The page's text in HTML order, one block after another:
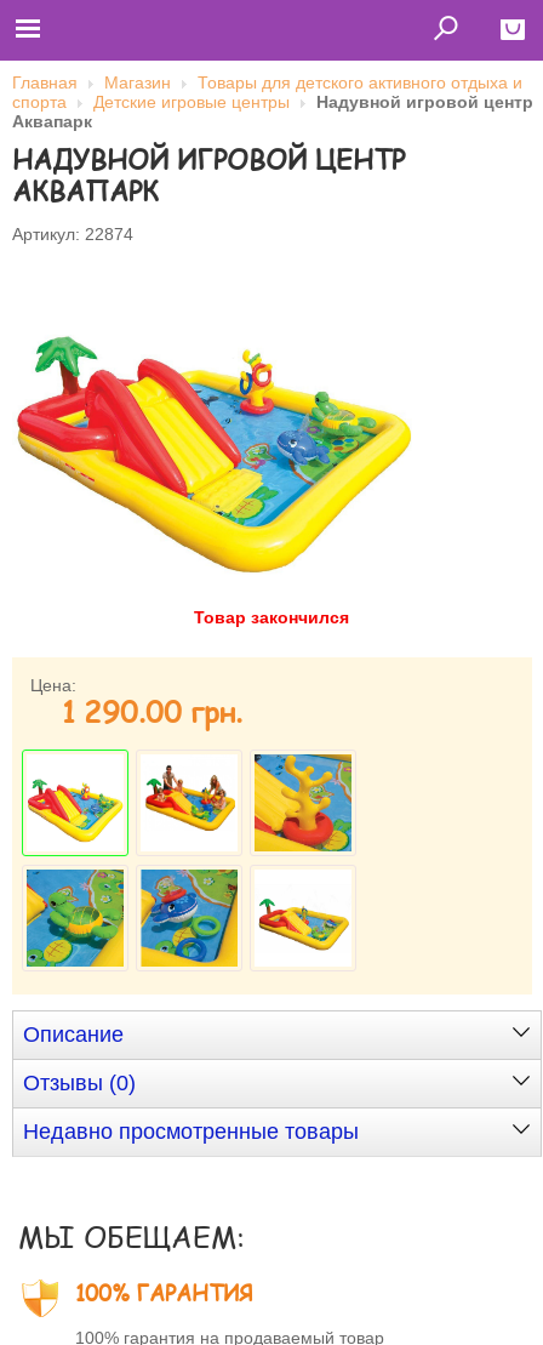
Close
Главная
Футболки
Толстовки (кенгурушки)
Лонгсливы
Имя пользователя (логин)
Пароль
Запомнить меня
Забыли имя пользователя (логин)?
Главная Магазин
Товары для детского активного отдыха и
спорта
Детские игровые центры
Надувной игровой центр
Аквапарк
НАДУВНОЙ ИГРОВОЙ ЦЕНТР
АКВАПАРК
Артикул: 22874
Товар закончился
Цена:
1 290.00 грн.
Описание
Отзывы (0)
Недавно просмотренные товары
МЫ ОБЕЩАЕМ:
100% ГАРАНТИЯ
100% гарантия на продаваемый товар